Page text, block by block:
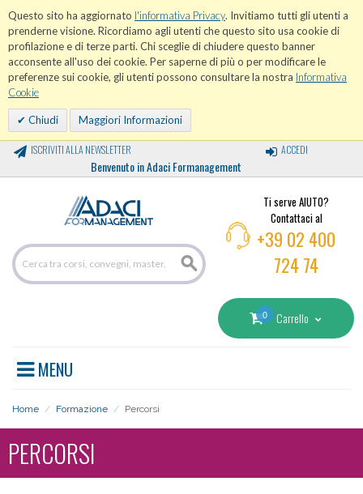
Questo sito ha aggiornato l'informativa Privacy. Invitiamo tutti gli utenti a
prenderne visione. Ricordiamo agli utenti che questo sito usa cookie di
profilazione e di terze parti. Chi sceglie di chiudere questo banner
acconsente all'uso dei cookie. Per saperne di più o per modificare le
preferenze sui cookie, gli utenti possono consultare la nostra Informativa
Cookie
Chiudi Maggiori Informazioni
ISCRIVITI ALLA NEWSLETTER
Benvenuto in Adaci Formanagement
ACCEDI
Ti serve AIUTO?
Contattaci al
+39 02 400
724 74
0 Carrello
MENU
Home / Formazione / Percorsi
PERCORSI